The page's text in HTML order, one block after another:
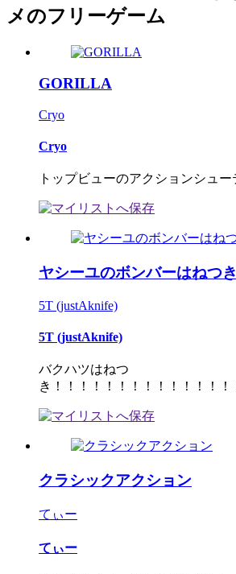
メのフリーゲーム
GORILLA
Cryo
Cryo
トップビューのアクションシュ
ヤシーユのボンバーはねつき
5T (justAknife)
5T (justAknife)
バクハツはねつ
き！！！！！！！！！！！！！！
クラシックアクション
てぃー
てぃー